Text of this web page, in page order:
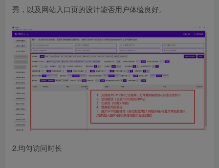
秀，以及网站入口页的设计能否用户体验良好。
2.均匀访问时长